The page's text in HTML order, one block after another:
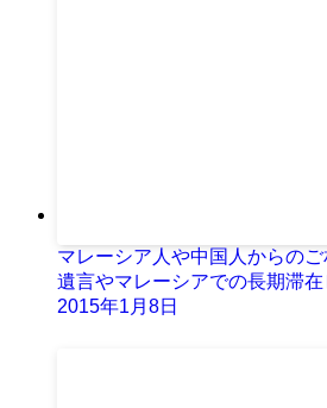
マレーシア人や中国人からの
遺言やマレーシアでの長期滞在
2015年1月8日